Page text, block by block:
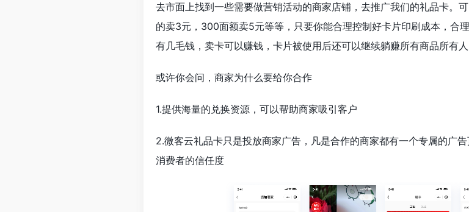
去市面上找到一些需要做营销活动的商家店铺，去推广我们的礼品卡。
的卖3元，300面额卖5元等等，只要你能合理控制好卡片印刷成本，合
有几毛钱，卖卡可以赚钱，卡片被使用后还可以继续躺赚所有商品所有人
或许你会问，商家为什么要给你合作
1.提供海量的兑换资源，可以帮助商家吸引客户
2.微客云礼品卡只是投放商家广告，凡是合作的商家都有一个专属的广
消费者的信任度